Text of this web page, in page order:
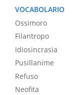
VOCABOLARIO
Ossimoro
Filantropo
Idiosincrasia
Pusillanime
Refuso
Neofita